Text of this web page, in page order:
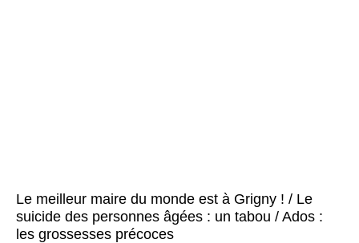
Le meilleur maire du monde est à Grigny ! / Le
suicide des personnes âgées : un tabou / Ados :
les grossesses précoces